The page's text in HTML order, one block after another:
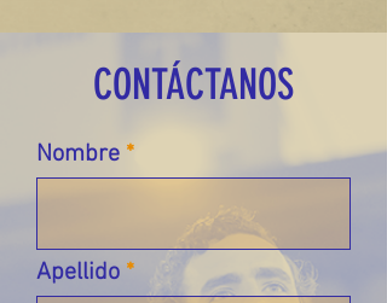
CONTÁCTANOS
Nombre
Apellido